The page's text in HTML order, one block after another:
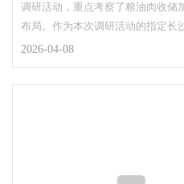
调研活动，重点考察了粮油肉收储
布局。作为本次调研活动的指定长
借专业的长沙无线导览...
2026-04-08